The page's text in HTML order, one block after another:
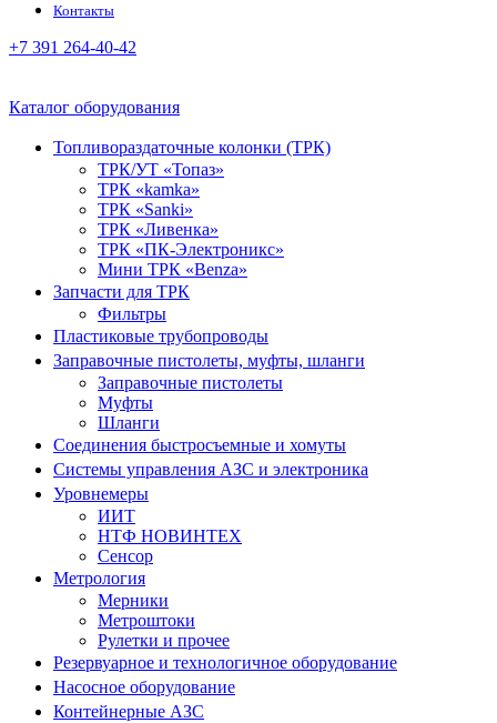
Контакты
+7 391 264-40-42
Каталог оборудования
Топливораздаточные колонки (ТРК)
ТРК/УТ «Топаз»
ТРК «kamka»
ТРК «Sanki»
ТРК «Ливенка»
ТРК «ПК-Электроникс»
Мини ТРК «Benza»
Запчасти для ТРК
Фильтры
Пластиковые трубопроводы
Заправочные пистолеты, муфты, шланги
Заправочные пистолеты
Муфты
Шланги
Соединения быстросъемные и хомуты
Системы управления АЗС и электроника
Уровнемеры
ИИТ
НТФ НОВИНТЕХ
Сенсор
Метрология
Мерники
Метроштоки
Рулетки и прочее
Резервуарное и технологичное оборудование
Насосное оборудование
Контейнерные АЗС